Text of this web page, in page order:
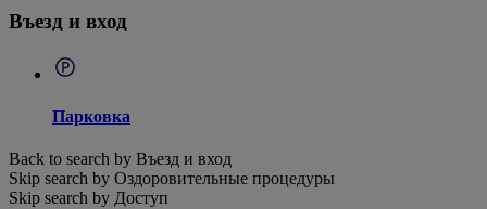
Въезд и вход
Парковка
Back to search by Въезд и вход
Skip search by Оздоровительные процедуры
Skip search by Доступ